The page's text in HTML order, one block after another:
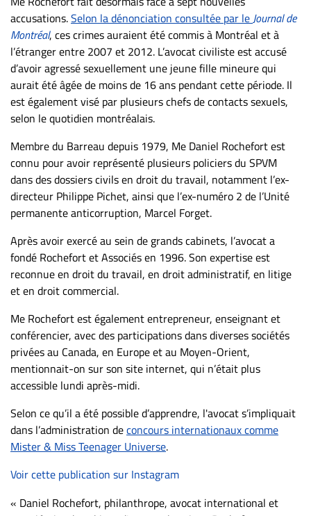
accusations.Selon la dénonciation consultée par le Journal de
Montréal, ces crimes auraient été commis à Montréal et à
l’étranger entre 2007 et 2012. L’avocat civiliste est accusé
d’avoir agressé sexuellement une jeune fille mineure qui
aurait été âgée de moins de 16 ans pendant cette période. Il
est également visé par plusieurs chefs de contacts sexuels,
selon le quotidien montréalais.
Membre du Barreau depuis 1979, Me Daniel Rochefort est
connu pour avoir représenté plusieurs policiers du SPVM
dans des dossiers civils en droit du travail, notamment l’ex-
directeur Philippe Pichet, ainsi que l’ex-numéro 2 de l’Unité
permanente anticorruption, Marcel Forget.
Après avoir exercé au sein de grands cabinets, l’avocat a
fondé Rochefort et Associés en 1996. Son expertise est
reconnue en droit du travail, en droit administratif, en litige
et en droit commercial.
Me Rochefort est également entrepreneur, enseignant et
conférencier, avec des participations dans diverses sociétés
privées au Canada, en Europe et au Moyen-Orient,
mentionnait-on sur son site internet, qui n’était plus
accessible lundi après-midi.
Selon ce qu’il a été possible d’apprendre, l'avocat s’impliquait
dans l’administration deconcours internationaux comme
Mister & Miss Teenager Universe.
Voir cette publication sur Instagram
« Daniel Rochefort, philanthrope, avocat international et